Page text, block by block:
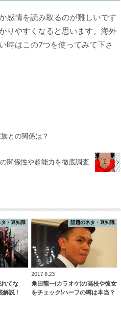
感情を読み取るのが難しいです
りやすくなると思います。海外
時はこの7つを使ってみて下さ
との関係は？
関係性や超能力を徹底調査
・豆知識
てな
解説！
話題のネタ・豆知識
2017.8.23
角田龍一(カラオケ)の高校や彼女
をチェック!ハーフの噂は本当？